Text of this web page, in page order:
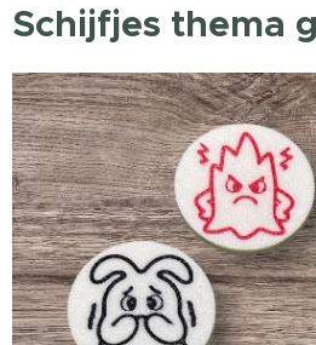
Schijfjes thema